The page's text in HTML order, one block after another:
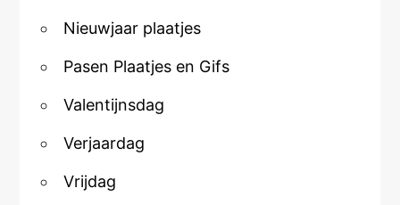
Nieuwjaar plaatjes
Pasen Plaatjes en Gifs
Valentijnsdag
Verjaardag
Vrijdag